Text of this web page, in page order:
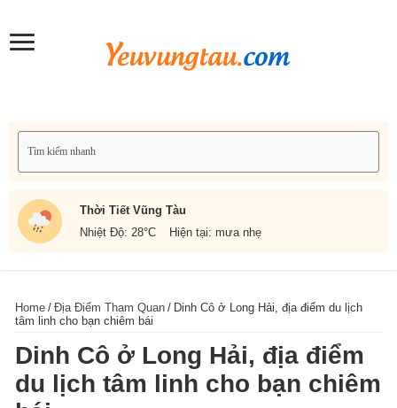
Thời Tiết Vũng Tàu
Nhiệt Độ: 28°C Hiện tại: mưa nhẹ
Home / Địa Điểm Tham Quan / Dinh Cô ở Long Hải, địa điểm du lịch
tâm linh cho bạn chiêm bái
Dinh Cô ở Long Hải, địa điểm
du lịch tâm linh cho bạn chiêm